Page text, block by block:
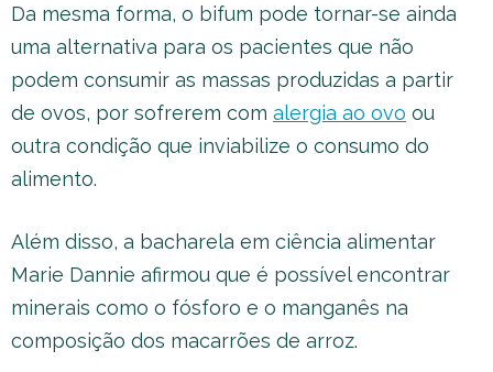
Da mesma forma, o bifum pode tornar-se ainda
uma alternativa para os pacientes que não
podem consumir as massas produzidas a partir
de ovos, por sofrerem com alergia ao ovo ou
outra condição que inviabilize o consumo do
alimento.
Além disso, a bacharela em ciência alimentar
Marie Dannie afirmou que é possível encontrar
minerais como o fósforo e o manganês na
composição dos macarrões de arroz.